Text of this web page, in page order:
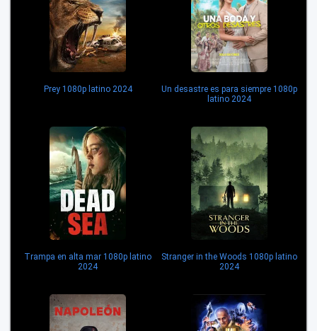
Prey 1080p latino 2024
Un desastre es para siempre 1080p
latino 2024
Trampa en alta mar 1080p latino
2024
Stranger in the Woods 1080p latino
2024